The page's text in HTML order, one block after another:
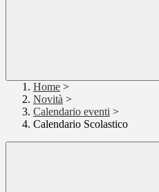
Home >
Novità >
Calendario eventi >
Calendario Scolastico